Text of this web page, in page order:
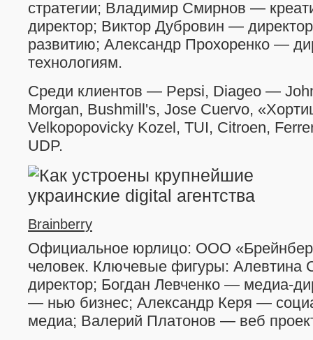
стратегии; Владимир Смирнов —
директор; Виктор Дубровин —
развитию; Александр Прохоренко —
технологиям.
Среди клиентов — Pepsi, Diageo —
Morgan, Bushmill's, Jose Cuervo,
Velkopopovicky Kozel, TUI, Citroen,
UDP.
Brainberry
Официальное юрлицо: ООО
человек. Ключевые фигуры: Алевтина
директор; Богдан Левченко — медиа-
— нью бизнес; Александр Керя —
медиа; Валерий Платонов — веб